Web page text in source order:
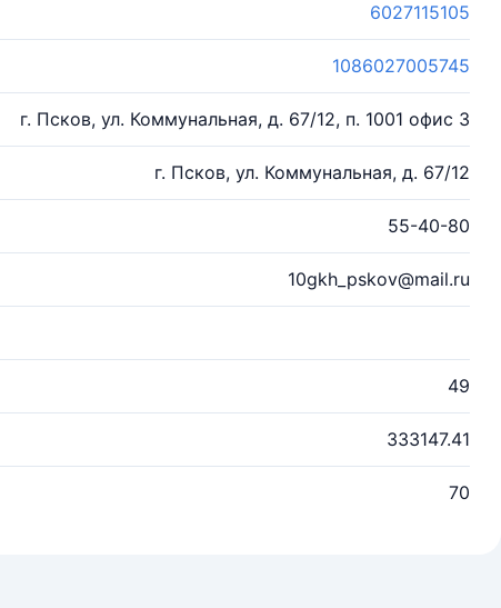
6027115105
1086027005745
г. Псков, ул. Коммунальная, д. 67/12, п. 1001 офис 3
г. Псков, ул. Коммунальная, д. 67/12
55-40-80
10gkh_pskov@mail.ru
49
333147.41
70